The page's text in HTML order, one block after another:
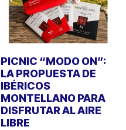
PICNIC “MODO ON”:
LA PROPUESTA DE
IBÉRICOS
MONTELLANO PARA
DISFRUTAR AL AIRE
LIBRE